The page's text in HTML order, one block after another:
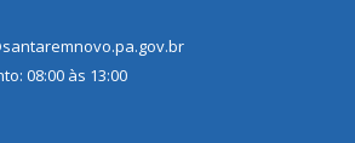
08:00 às 13:00